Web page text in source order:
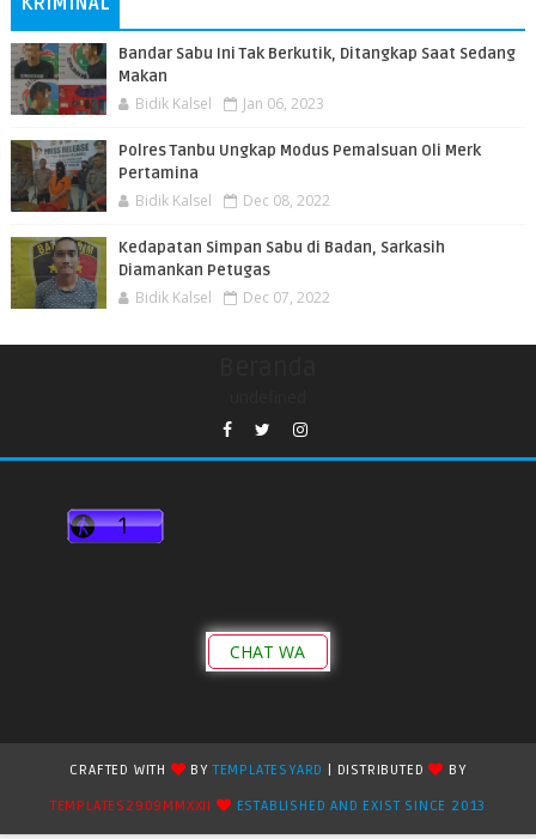
Bandar Sabu Ini Tak Berkutik, Ditangkap Saat Sedang
Makan
Bidik Kalsel Jan 06, 2023
Polres Tanbu Ungkap Modus Pemalsuan Oli Merk
Pertamina
Bidik Kalsel Dec 08, 2022
Kedapatan Simpan Sabu di Badan, Sarkasih
Diamankan Petugas
Bidik Kalsel Dec 07, 2022
CHAT WA
CRAFTED WITH BYTEMPLATESYARD | DISTRIBUTED
BY
TEMPLATES2909MMXXII
ESTABLISHED AND EXIST SINCE 2013